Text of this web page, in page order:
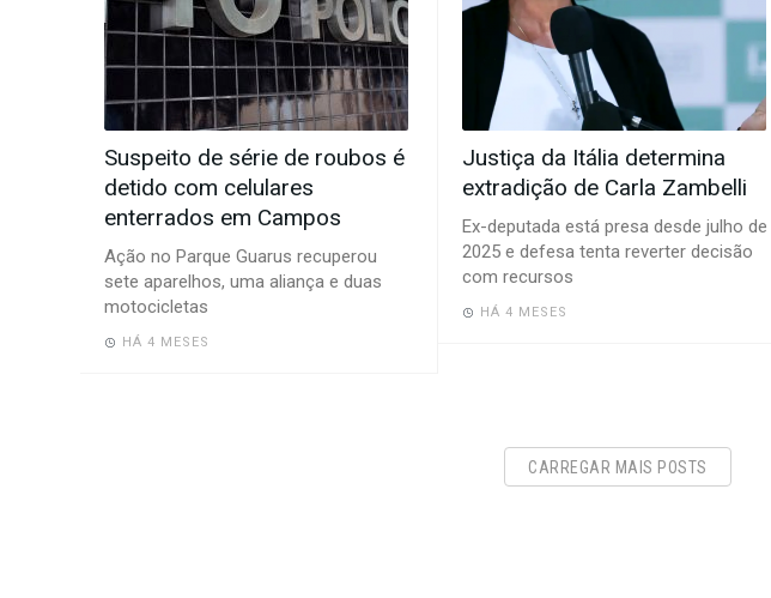
Suspeito de série de roubos é
detido com celulares
enterrados em Campos
Ação no Parque Guarus recuperou
sete aparelhos, uma aliança e duas
motocicletas
HÁ 4 MESES
Justiça da Itália determina
extradição de Carla Zambelli
Ex-deputada está presa desde julho de
2025 e defesa tenta reverter decisão
com recursos
HÁ 4 MESES
CARREGAR MAIS POSTS